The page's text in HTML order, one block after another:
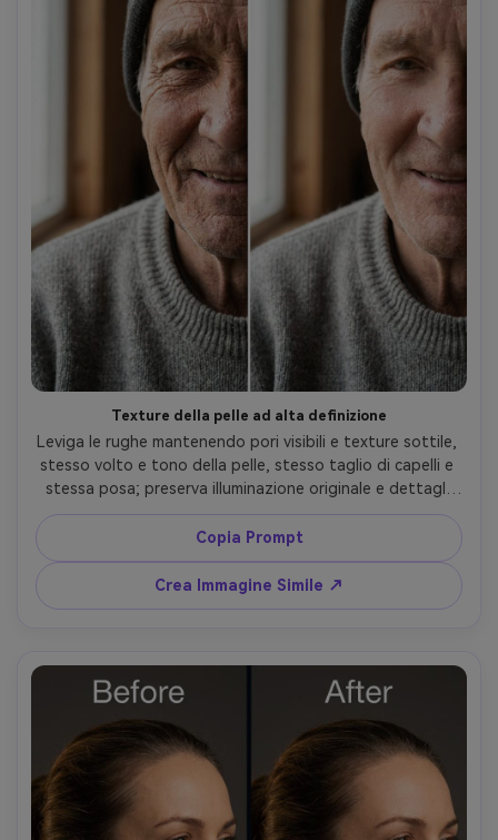
Texture della pelle ad alta definizione
Leviga le rughe mantenendo pori visibili e texture sottile,
stesso volto e tono della pelle, stesso taglio di capelli e
stessa posa; preserva illuminazione originale e dettagli
dello sfondo, evitando sfocature su attaccatura dei
capelli/ciglia, mantenendo i dettagli dello sfondo --ar 4:5
Copia Prompt
Crea Immagine Simile ↗